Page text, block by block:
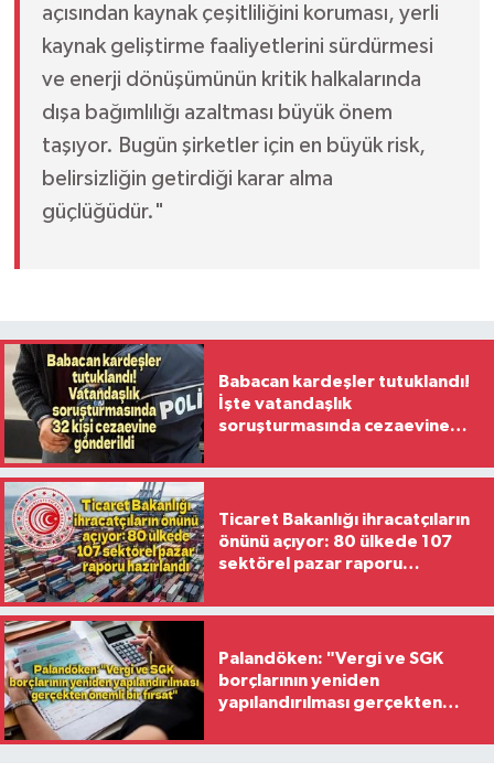
açısından kaynak çeşitliliğini koruması, yerli
kaynak geliştirme faaliyetlerini sürdürmesi
ve enerji dönüşümünün kritik halkalarında
dışa bağımlılığı azaltması büyük önem
taşıyor. Bugün şirketler için en büyük risk,
belirsizliğin getirdiği karar alma
güçlüğüdür."
Babacan kardeşler tutuklandı!
İşte vatandaşlık
soruşturmasında cezaevine
Ticaret Bakanlığı ihracatçıların
önünü açıyor: 80 ülkede 107
sektörel pazar raporu
Palandöken: "Vergi ve SGK
borçlarının yeniden
yapılandırılması gerçekten